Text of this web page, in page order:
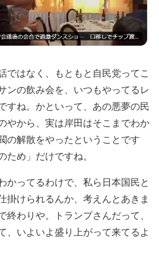
はなく、もともと自民党ってこ
ンの飲み会を、いつもやってるレ
すね。かといって、あの悪夢の民
やから、実は岸田はそこまでわか
の解散をやったということです
ため」だけですね。
かってるわけで、私ら日本国民と
掛けられるんか、考えんとあきま
終わりや。トランプさんだって、
、いよいよ盛り上がって来てるよ